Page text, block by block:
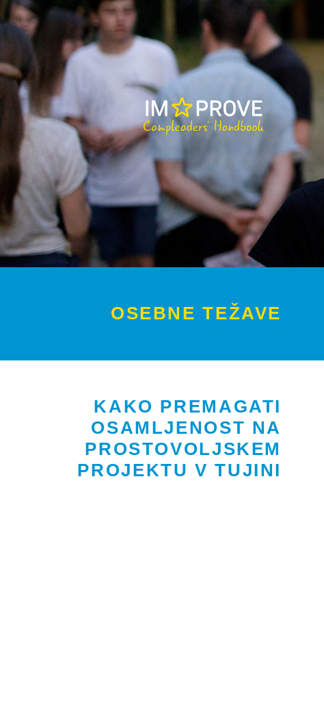
OSEBNE TEŽAVE
KAKO PREMAGATI
OSAMLJENOST NA
PROSTOVOLJSKEM
PROJEKTU V TUJINI